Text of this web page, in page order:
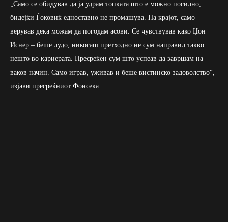
„Само се обидував да ја удрам топката што е можно посилно,
бидејќи Ѓоковиќ едноставно не промашува. На крајот, само
верував дека можам да погодам асови. Се чувствував како Џон
Иснер – беше лудо, никогаш претходно не сум направил такво
нешто во кариерата. Пресреќен сум што успеав да завршам на
ваков начин. Само играв, уживав и беше вистинско задоволство“,
изјави пресреќниот Фонсека.